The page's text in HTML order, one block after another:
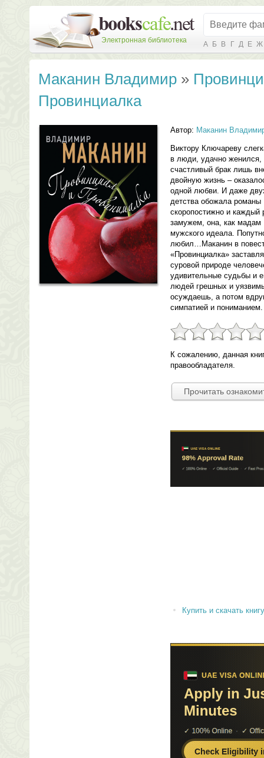
Электронная библиотека А Б В Г Д Е Ж
Маканин Владимир »
Провинциалка
Автор: Маканин
Виктору Ключареву
в люди, удачно женился,
счастливый брак лишь
двойную жизнь –
одной любви. И даже
детства обожала
скоропостижно и каждый
замужем, она, как мадам
мужского идеала.
любил…Маканин в
«Провинциалка»
суровой природе
удивительные судьбы и
людей грешных и
осуждаешь, а потом
симпатией и пониманием.
К сожалению, данная
правообладателя.
Прочитать
Купить и скачать